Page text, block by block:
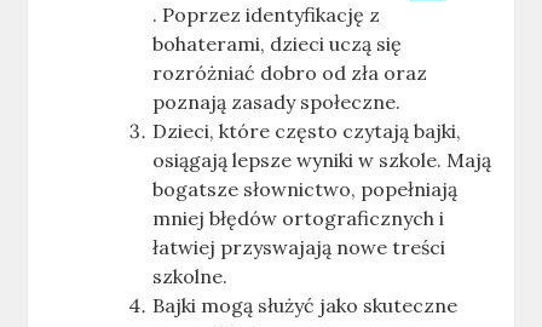
. Poprzez identyfikację z
bohaterami, dzieci uczą się
rozróżniać dobro od zła oraz
poznają zasady społeczne.
Dzieci, które często czytają bajki,
osiągają lepsze wyniki w szkole. Mają
bogatsze słownictwo, popełniają
mniej błędów ortograficznych i
łatwiej przyswajają nowe treści
szkolne.
Bajki mogą służyć jako skuteczne